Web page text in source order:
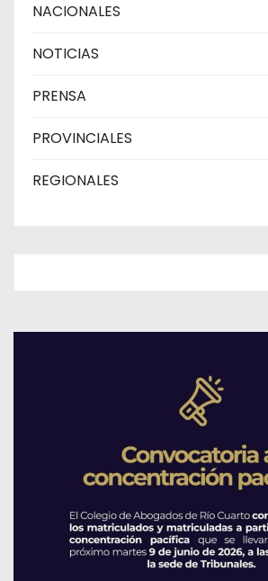
NACIONALES
NOTICIAS
PRENSA
PROVINCIALES
REGIONALES